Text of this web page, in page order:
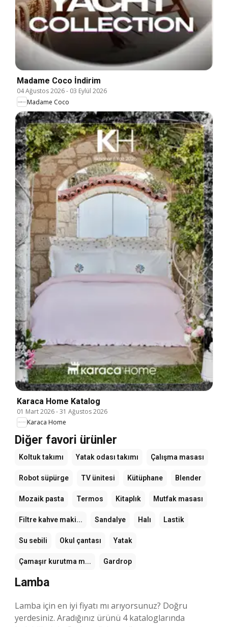
Madame Coco İndirim
04 Ağustos 2026- 03 Eylül 2026
Madame Coco
Karaca Home Katalog
01 Mart 2026-31 Ağustos 2026
Karaca Home
Diğer favori ürünler
Koltuk takımı Yatak odası takımı Çalışma masası
Robot süpürge TV ünitesi Kütüphane Blender
Mozaik pasta Termos Kitaplık Mutfak masası
Filtre kahve maki... Sandalye Halı Lastik
Su sebili Okul çantası Yatak
Çamaşır kurutma m... Gardrop
Lamba
Lamba için en iyi fiyatı mı arıyorsunuz? Doğru
yerdesiniz. Aradığınız ürünü 4 kataloglarında